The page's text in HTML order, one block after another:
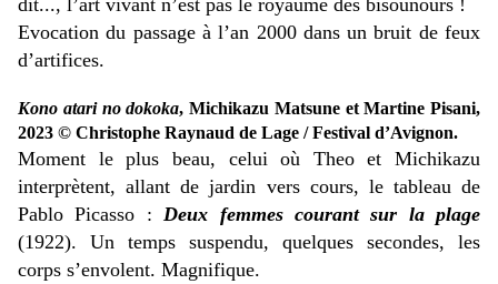
dit..., l’art vivant n’est pas le royaume des bisounours !
Evocation du passage à l’an 2000 dans un bruit de feux
d’artifices.
Kono atari no dokoka, Michikazu Matsune et Martine Pisani,
2023 © Christophe Raynaud de Lage / Festival d’Avignon.
Moment le plus beau, celui où Theo et Michikazu
interprètent, allant de jardin vers cours, le tableau de
Pablo Picasso :Deux femmes courant sur la plage
(1922). Un temps suspendu, quelques secondes, les
corps s’envolent. Magnifique.